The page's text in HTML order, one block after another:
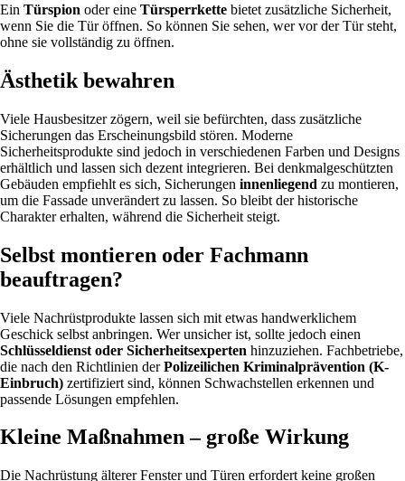
Ein Türspion oder eine Türsperrkette bietet zusätzliche Sicherheit,
wenn Sie die Tür öffnen. So können Sie sehen, wer vor der Tür steht,
ohne sie vollständig zu öffnen.
Ästhetik bewahren
Viele Hausbesitzer zögern, weil sie befürchten, dass zusätzliche
Sicherungen das Erscheinungsbild stören. Moderne
Sicherheitsprodukte sind jedoch in verschiedenen Farben und Designs
erhältlich und lassen sich dezent integrieren. Bei denkmalgeschützten
Gebäuden empfiehlt es sich, Sicherungen innenliegend zu montieren,
um die Fassade unverändert zu lassen. So bleibt der historische
Charakter erhalten, während die Sicherheit steigt.
Selbst montieren oder Fachmann
beauftragen?
Viele Nachrüstprodukte lassen sich mit etwas handwerklichem
Geschick selbst anbringen. Wer unsicher ist, sollte jedoch einen
Schlüsseldienst oder Sicherheitsexperten hinzuziehen. Fachbetriebe,
die nach den Richtlinien derPolizeilichen Kriminalprävention (K-
Einbruch) zertifiziert sind, können Schwachstellen erkennen und
passende Lösungen empfehlen.
Kleine Maßnahmen – große Wirkung
Die Nachrüstung älterer Fenster und Türen erfordert keine großen